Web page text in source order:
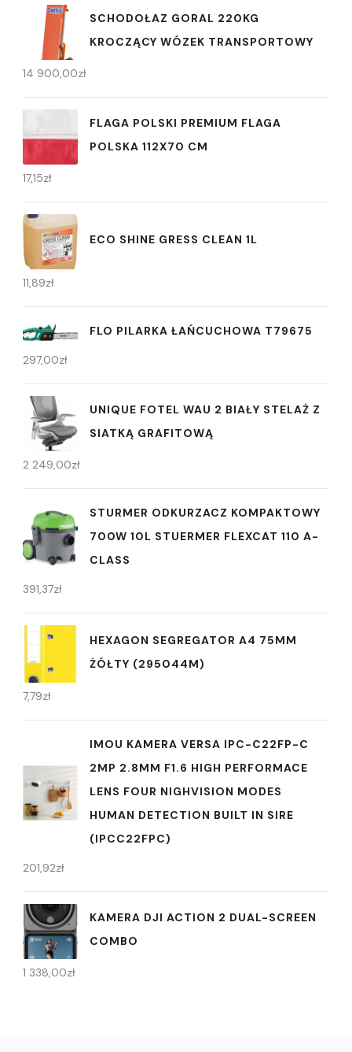
SCHODOŁAZ GORAL 220KG
KROCZĄCY WÓZEK TRANSPORTOWY
14 900,00zł
FLAGA POLSKI PREMIUM FLAGA
POLSKA 112X70 CM
17,15zł
ECO SHINE GRESS CLEAN 1L
11,89zł
FLO PILARKA ŁAŃCUCHOWA T79675
297,00zł
UNIQUE FOTEL WAU 2 BIAŁY STELAŻ Z
SIATKĄ GRAFITOWĄ
2 249,00zł
STURMER ODKURZACZ KOMPAKTOWY
700W 10L STUERMER FLEXCAT 110 A-
CLASS
391,37zł
HEXAGON SEGREGATOR A4 75MM
ŻÓŁTY (295044M)
7,79zł
IMOU KAMERA VERSA IPC-C22FP-C
2MP 2.8MM F1.6 HIGH PERFORMACE
LENS FOUR NIGHVISION MODES
HUMAN DETECTION BUILT IN SIRE
(IPCC22FPC)
201,92zł
KAMERA DJI ACTION 2 DUAL-SCREEN
COMBO
1 338,00zł